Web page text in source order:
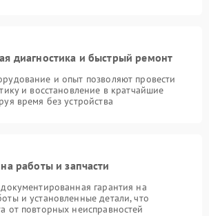
диагностика и быстрый ремонт
и опыт позволяют провести
и восстановление в кратчайшие
время без устройства
работы и запчасти
гарантия на
и установленные детали, что
от повторных неисправностей